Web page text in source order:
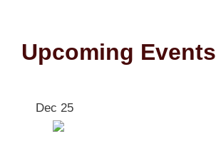
Upcoming Events
Dec 25